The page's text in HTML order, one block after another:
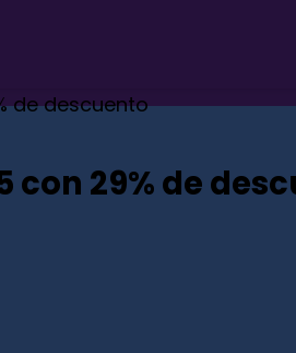
de descuento
con 29% de